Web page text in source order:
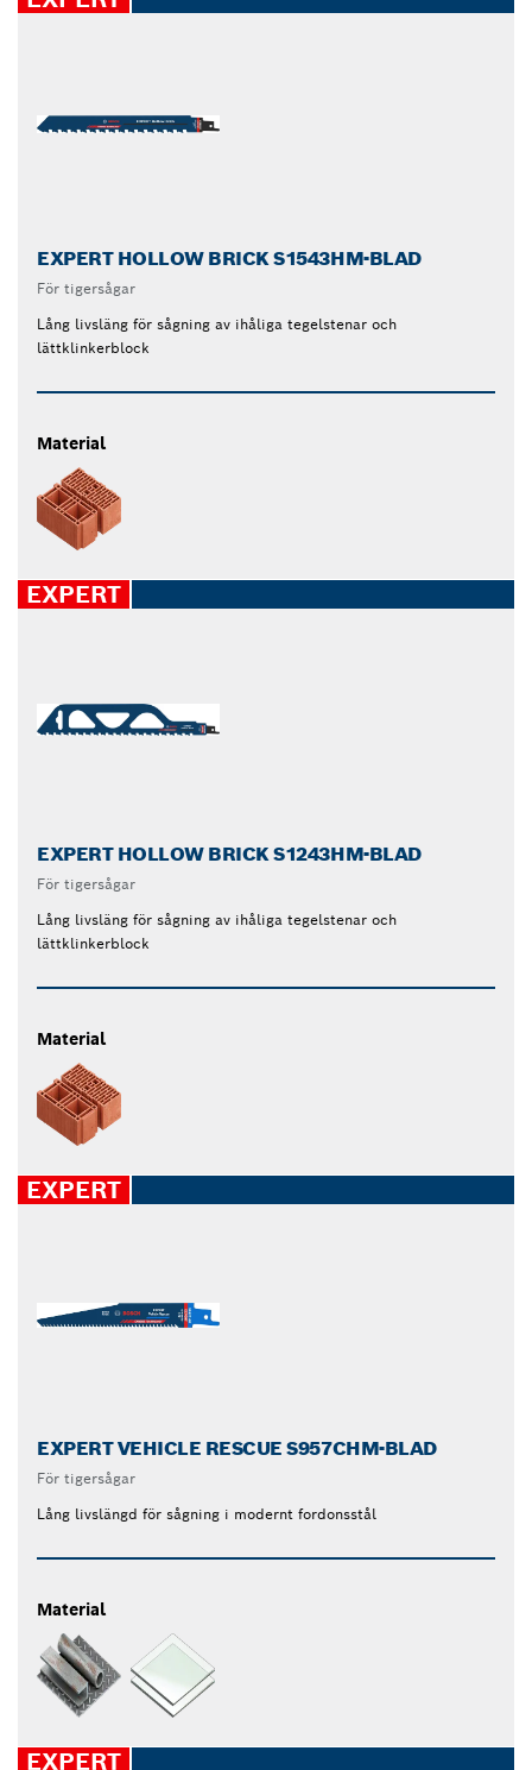
EXPERT HOLLOW BRICK S1543HM-BLAD
För tigersågar
Lång livsläng för sågning av ihåliga tegelstenar och
lättklinkerblock
Material
EXPERT
EXPERT HOLLOW BRICK S1243HM-BLAD
För tigersågar
Lång livsläng för sågning av ihåliga tegelstenar och
lättklinkerblock
Material
EXPERT
EXPERT VEHICLE RESCUE S957CHM-BLAD
För tigersågar
Lång livslängd för sågning i modernt fordonsstål
Material
EXPERT